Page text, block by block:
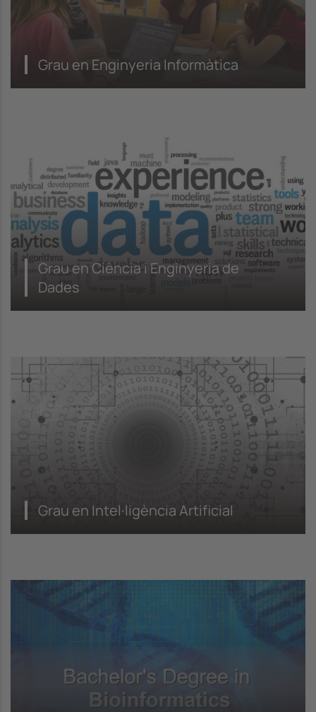
Grau en Enginyeria Informàtica
Grau en Ciència i Enginyeria de
Dades
Grau en Intel·ligència Artificial